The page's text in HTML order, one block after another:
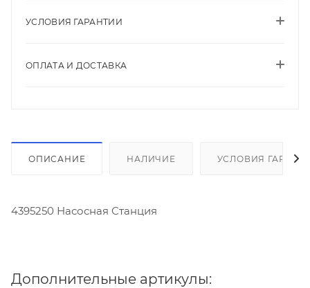
УСЛОВИЯ ГАРАНТИИ
ОПЛАТА И ДОСТАВКА
ОПИСАНИЕ НАЛИЧИЕ УСЛОВИЯ
4395250 Насосная Станция
Дополнительные артикулы: